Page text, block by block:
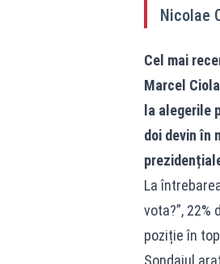
Nicolae
Cel mai
Marcel
la alegerile
doi devin în
La
vota?”,
poziție în
Sondajul